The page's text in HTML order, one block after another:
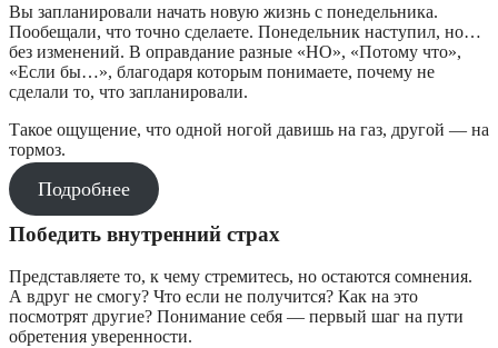
Вы запланировали начать новую жизнь с понедельника.
Пообещали, что точно сделаете. Понедельник наступил, но…
без изменений. В оправдание разные «НО», «Потому что»,
«Если бы…», благодаря которым понимаете, почему не
сделали то, что запланировали.
Такое ощущение, что одной ногой давишь на газ, другой — на
тормоз.
Подробнее
Победить внутренний страх
Представляете то, к чему стремитесь, но остаются сомнения.
А вдруг не смогу? Что если не получится? Как на это
посмотрят другие? Понимание себя — первый шаг на пути
обретения уверенности.